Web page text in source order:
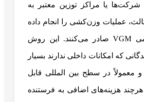
یا مراکز توزین معتبر به
عملیات وزن‌کشی را انجام داده
و گواهی رسمی VGM صادر می‌کنند. این روش
که امکانات داخلی ندارند بسیار
در سطح بین المللی قابل
هزینه‌های اضافی به فرستنده